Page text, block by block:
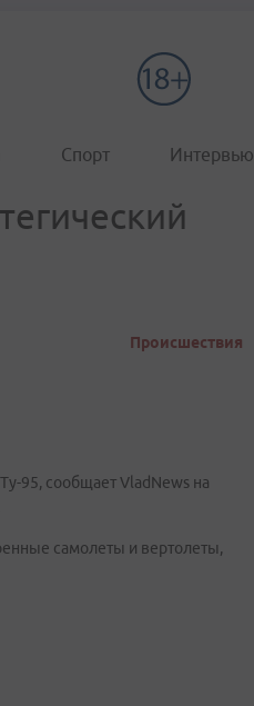
Спорт Интервью
Происшествия
95, сообщает VladNews на
самолеты и вертолеты,